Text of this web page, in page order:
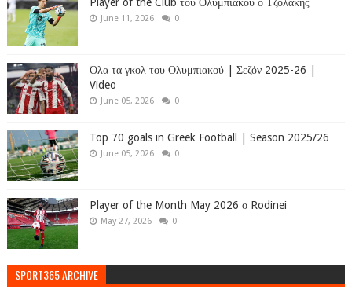
June 11, 2026 0
Όλα τα γκολ του Ολυμπιακού | Σεζόν 2025-26 |
Video
June 05, 2026 0
Top 70 goals in Greek Football | Season 2025/26
June 05, 2026 0
Player of the Month May 2026 ο Rodinei
May 27, 2026 0
SPORT365 ARCHIVE